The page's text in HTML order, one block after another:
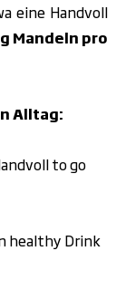
eine Handvoll
Mandeln pro
Alltag:
to go
healthy Drink